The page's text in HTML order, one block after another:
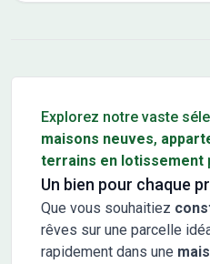
Explorez notre vaste
maisons neuves,
terrains en lotissement
Un bien pour chaque
Que vous souhaitiez
rêves sur une parcelle
rapidement dans une